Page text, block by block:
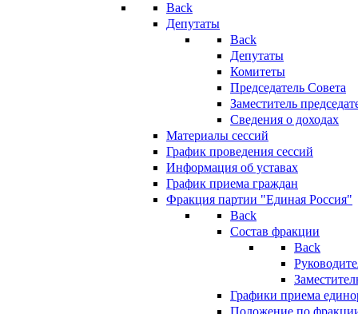
Back
Депутаты
Back
Депутаты
Комитеты
Председатель Совета
Заместитель
Сведения о доходах
Материалы сессий
График проведения сессий
Информация об уставах
График приема граждан
Фракция партии "Единая Россия"
Back
Состав фракции
Back
Графики приема
Положение по